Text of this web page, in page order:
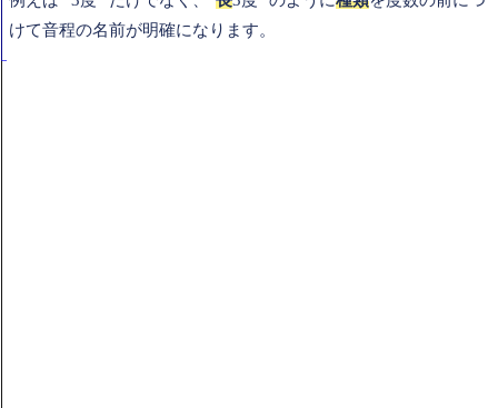
けて音程の名前が明確になります。